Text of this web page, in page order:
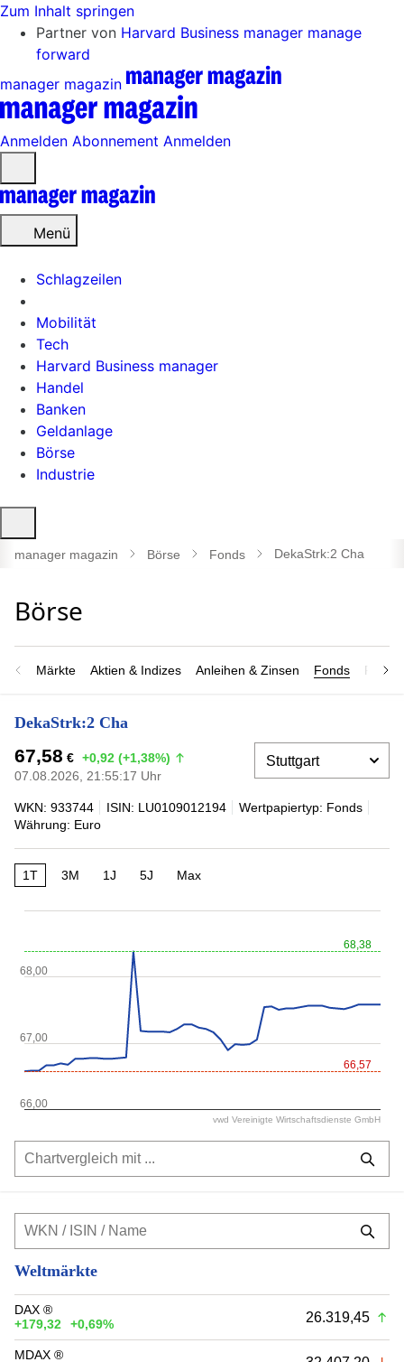
Zum Inhalt springen
Partner von Harvard Business manager manage
forward
manager magazin
Anmelden Abonnement Anmelden
öffnen
Menü
Schlagzeilen
Mobilität
Tech
Harvard Business manager
Handel
Banken
Geldanlage
Börse
Industrie
öffnen
manager magazin Börse Fonds DekaStrk:2 Cha
Märkte Aktien & Indizes Anleihen & Zinsen Fonds
DekaStrk:2 Cha
67,58 € +0,92 (+1,38%)
07.08.2026, 21:55:17 Uhr
WKN: 933744 ISIN: LU0109012194
Wertpapiertyp: Fonds
Währung: Euro
1T 3M 1J 5J Max
68,38
66,57
66,00
67,00
68,00
vwd Vereinigte Wirtschaftsdienste GmbH
Weltmärkte
DAX ®
+179,32
+0,69% 26.319,45
MDAX ®